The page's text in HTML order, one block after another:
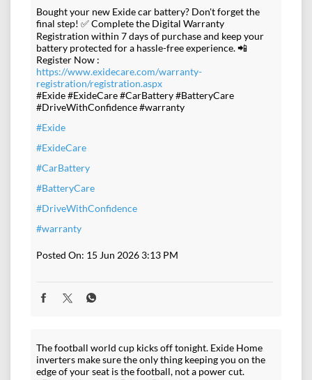
Bought your new Exide car battery? Don't forget the
final step! ✅ Complete the Digital Warranty
Registration within 7 days of purchase and keep your
battery protected for a hassle-free experience. 📲
Register Now :
https://www.exidecare.com/warranty-
registration/registration.aspx
#Exide #ExideCare #CarBattery #BatteryCare
#DriveWithConfidence #warranty
#Exide
#ExideCare
#CarBattery
#BatteryCare
#DriveWithConfidence
#warranty
Posted On: 15 Jun 2026 3:13 PM
The football world cup kicks off tonight. Exide Home
inverters make sure the only thing keeping you on the
edge of your seat is the football, not a power cut.